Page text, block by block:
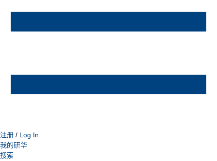
注册 / Log In
我的研华
搜索